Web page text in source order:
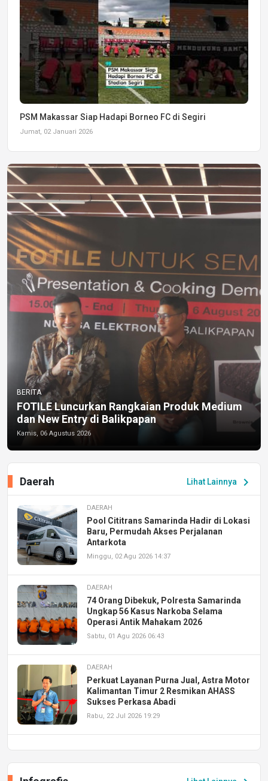
PSM Makassar Siap Hadapi Borneo FC di Segiri
Jumat, 02 Januari 2026
BERITA
FOTILE Luncurkan Rangkaian Produk Medium
dan New Entry di Balikpapan
Kamis, 06 Agustus 2026
Lihat Lainnya chevron_right
Daerah
DAERAH
Pool Cititrans Samarinda Hadir di Lokasi
Baru, Permudah Akses Perjalanan
Antarkota
Minggu, 02 Agu 2026 14:37
DAERAH
74 Orang Dibekuk, Polresta Samarinda
Ungkap 56 Kasus Narkoba Selama
Operasi Antik Mahakam 2026
Sabtu, 01 Agu 2026 06:43
DAERAH
Perkuat Layanan Purna Jual, Astra Motor
Kalimantan Timur 2 Resmikan AHASS
Sukses Perkasa Abadi
Rabu, 22 Jul 2026 19:29